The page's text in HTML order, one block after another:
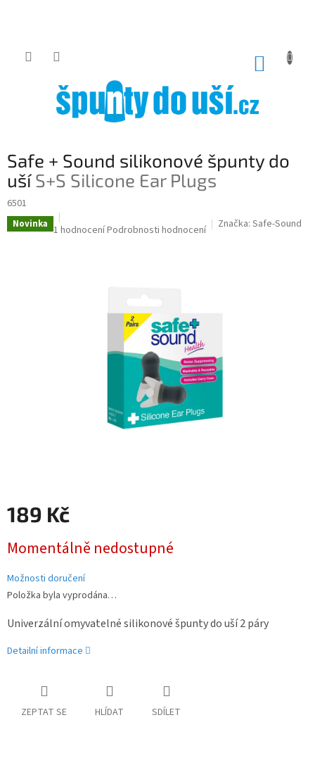
Safe + Sound silikonové špunty do
ušíS+S Silicone Ear Plugs
6501
Novinka Průměrné
1 hodnoceníPodrobnosti hodnocení Značka: Safe-Sound
189 Kč
cena:
Momentálně nedostupné
Možnosti doručení
Položka byla vyprodána…
Univerzální omyvatelné silikonové špunty do uší 2 páry
Detailní informace
ZEPTAT SE HLÍDAT SDÍLET